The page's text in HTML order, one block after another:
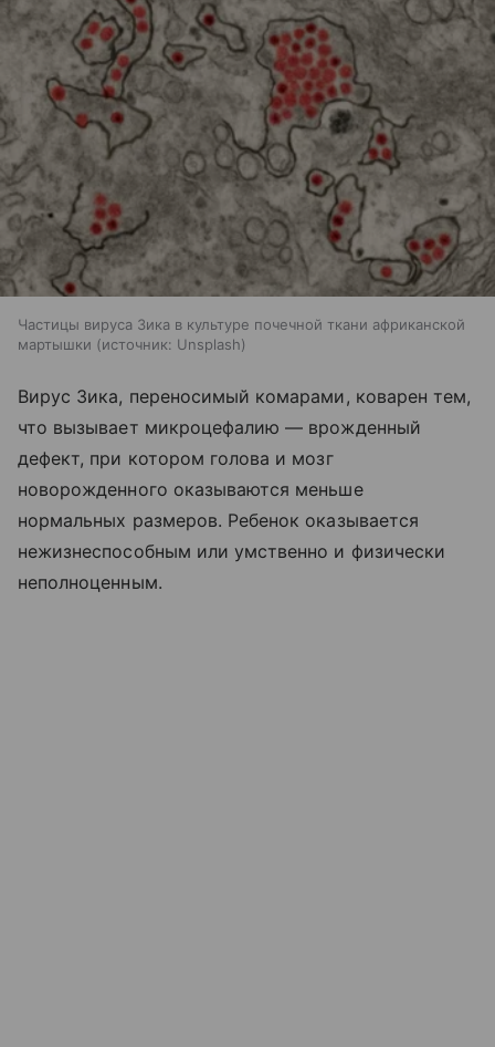
Частицы вируса Зика в культуре почечной ткани африканской
мартышки
источник: Unsplash
Вирус Зика, переносимый комарами, коварен тем,
что вызывает микроцефалию — врожденный
дефект, при котором голова и мозг
новорожденного оказываются меньше
нормальных размеров. Ребенок оказывается
нежизнеспособным или умственно и физически
неполноценным.